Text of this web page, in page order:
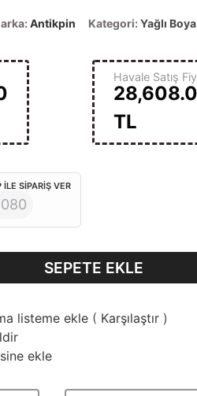
Antikpin Kategori: Yağlı
Havale Satış
TL
SİPARİŞ VER
SEPETE EKLE
listeme ekle( Karşılaştır)
ekle